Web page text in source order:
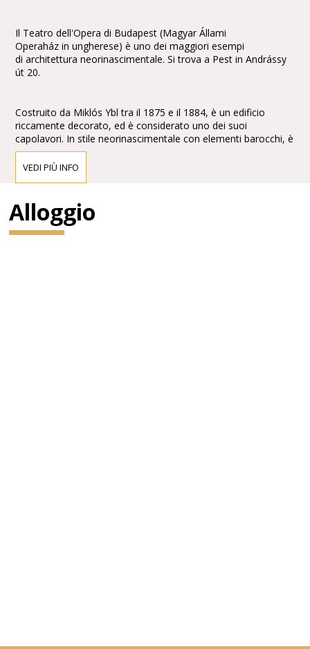
Il Teatro dell'Opera di Budapest (Magyar Állami
Operaház in ungherese) è uno dei maggiori esempi
di architettura neorinascimentale. Si trova a Pest in Andrássy
út 20.
Costruito da Miklós Ybl tra il 1875 e il 1884, è un edificio
riccamente decorato, ed è considerato uno dei suoi
capolavori. In stile neorinascimentale con elementi barocchi, è
arricchito con affreschi e sculture di Bertalan Székely,Mór
Than e Károly Lotz.
Di fronte alla facciata vi sono le statue di Ferenc Erkel,
compositore dell'inno nazionale, e del compositore
classicoFranz Liszt, entrambe di Alajos Stróbl.
VEDI PIÙ INFO
Alloggio